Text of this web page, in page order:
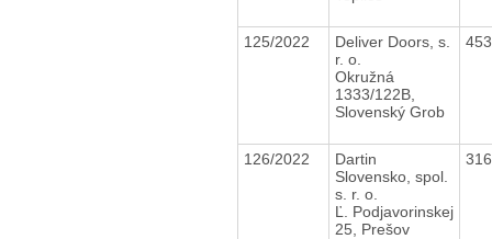
125/2022
Deliver Doors, s.
r. o.
Okružná
1333/122B,
Slovenský Grob
126/2022
Dartin
Slovensko, spol.
s. r. o.
Ľ. Podjavorinskej
25, Prešov